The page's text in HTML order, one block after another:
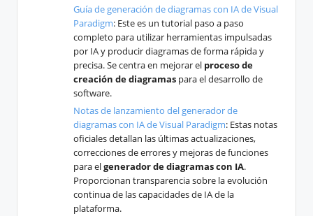
Guía de generación de diagramas con IA de Visual
Paradigm: Este es un tutorial paso a paso
completo para utilizar herramientas impulsadas
por IA y producir diagramas de forma rápida y
precisa. Se centra en mejorar el proceso de
creación de diagramas para el desarrollo de
software.
Notas de lanzamiento del generador de
diagramas con IA de Visual Paradigm: Estas notas
oficiales detallan las últimas actualizaciones,
correcciones de errores y mejoras de funciones
para elgenerador de diagramas con IA.
Proporcionan transparencia sobre la evolución
continua de las capacidades de IA de la
plataforma.